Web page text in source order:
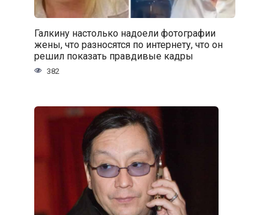
Галкину настолько надоели фотографии
жены, что разносятся по интернету, что он
решил показать правдивые кадры
382